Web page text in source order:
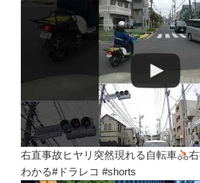
右直事故ヒヤリ突然現れる自転車
わかる#ドラレコ #shorts